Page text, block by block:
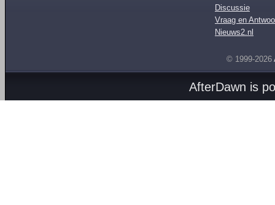
Discussie
Vraag en
Nieuws2.nl
© 1999-2026
AfterDawn is